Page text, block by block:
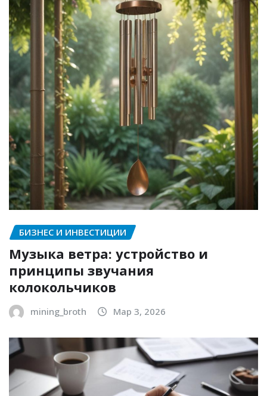
БИЗНЕС И ИНВЕСТИЦИИ
Музыка ветра: устройство и
принципы звучания
колокольчиков
mining_broth Мар 3, 2026